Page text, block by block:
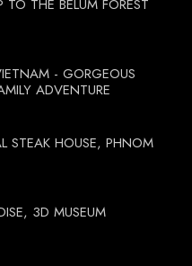
TO THE BELUM FOREST
- GORGEOUS
ADVENTURE
STEAK HOUSE, PHNOM
3D MUSEUM